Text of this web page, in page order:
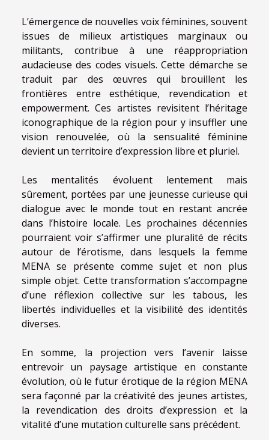
L’émergence de nouvelles voix féminines, souvent
issues de milieux artistiques marginaux ou
militants, contribue à une réappropriation
audacieuse des codes visuels. Cette démarche se
traduit par des œuvres qui brouillent les
frontières entre esthétique, revendication et
empowerment. Ces artistes revisitent l’héritage
iconographique de la région pour y insuffler une
vision renouvelée, où la sensualité féminine
devient un territoire d’expression libre et pluriel.
Les mentalités évoluent lentement mais
sûrement, portées par une jeunesse curieuse qui
dialogue avec le monde tout en restant ancrée
dans l’histoire locale. Les prochaines décennies
pourraient voir s’affirmer une pluralité de récits
autour de l’érotisme, dans lesquels la femme
MENA se présente comme sujet et non plus
simple objet. Cette transformation s’accompagne
d’une réflexion collective sur les tabous, les
libertés individuelles et la visibilité des identités
diverses.
En somme, la projection vers l’avenir laisse
entrevoir un paysage artistique en constante
évolution, où le futur érotique de la région MENA
sera façonné par la créativité des jeunes artistes,
la revendication des droits d’expression et la
vitalité d’une mutation culturelle sans précédent.